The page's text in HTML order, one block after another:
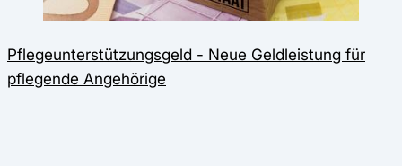
Pflegeunterstützungsgeld - Neue Geldleistung für
pflegende Angehörige